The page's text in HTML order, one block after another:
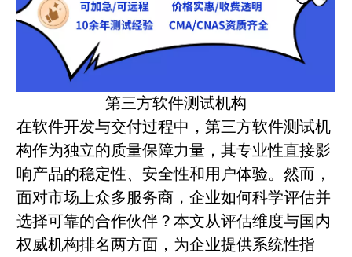
第三方软件测试机构
在软件开发与交付过程中，第三方软件测试机
构作为独立的质量保障力量，其专业性直接影
响产品的稳定性、安全性和用户体验。然而，
面对市场上众多服务商，企业如何科学评估并
选择可靠的合作伙伴？本文从评估维度与国内
权威机构排名两方面，为企业提供系统性指